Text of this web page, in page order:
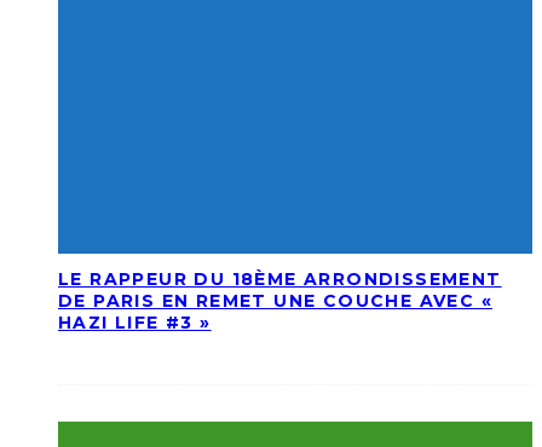
LE RAPPEUR DU 18ÈME ARRONDISSEMENT
DE PARIS EN REMET UNE COUCHE AVEC «
HAZI LIFE #3 »